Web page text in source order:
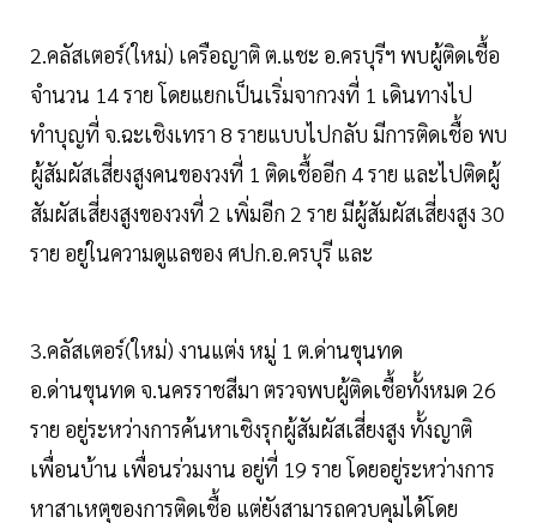
2.คลัสเตอร์(ใหม่) เครือญาติ ต.แชะ อ.ครบุรีฯ พบผู้ติดเชื้อ
จำนวน 14 ราย โดยแยกเป็นเริ่มจากวงที่ 1 เดินทางไป
ทำบุญที่ จ.ฉะเชิงเทรา 8 รายแบบไปกลับ มีการติดเชื้อ พบ
ผู้สัมผัสเสี่ยงสูงคนของวงที่ 1 ติดเชื้ออีก 4 ราย และไปติดผู้
สัมผัสเสี่ยงสูงของวงที่ 2 เพิ่มอีก 2 ราย มีผู้สัมผัสเสี่ยงสูง 30
ราย อยู่ในความดูแลของ ศปก.อ.ครบุรี และ
3.คลัสเตอร์(ใหม่) งานแต่ง หมู่ 1 ต.ด่านขุนทด
อ.ด่านขุนทด จ.นครราชสีมา ตรวจพบผู้ติดเชื้อทั้งหมด 26
ราย อยู่ระหว่างการค้นหาเชิงรุกผู้สัมผัสเสี่ยงสูง ทั้งญาติ
เพื่อนบ้าน เพื่อนร่วมงาน อยู่ที่ 19 ราย โดยอยู่ระหว่างการ
หาสาเหตุของการติดเชื้อ แต่ยังสามารถควบคุมได้โดย